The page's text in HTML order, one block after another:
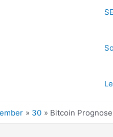
30 Bitcoin